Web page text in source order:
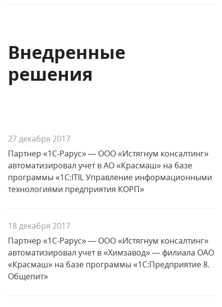
Внедренные
решения
27 декабря 2017
Партнер «1С-Рарус» — ООО «Истягнум консалтинг»
автоматизировал учет в АО «Красмаш» на базе
программы «1С:ITIL Управление информационными
технологиями предприятия КОРП»
18 декабря 2017
Партнер «1С-Рарус» — ООО «Истягнум консалтинг»
автоматизировал учет в «Химзавод» — филиала ОАО
«Красмаш» на базе программы «1С:Предприятие 8.
Общепит»